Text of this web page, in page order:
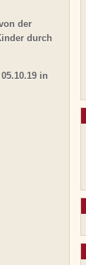
der
durch
in